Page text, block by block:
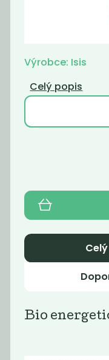
Šumavěnka
oranžáda
45Kč
Výrobce: Isis
Celý popis
Bio